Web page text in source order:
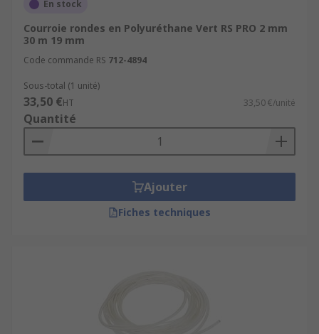
En stock
Courroie rondes en Polyuréthane Vert RS PRO 2 mm
30 m 19 mm
Code commande RS 712-4894
Sous-total (1 unité)
33,50 €HT 33,50 €/unité
Quantité
Ajouter
Fiches techniques